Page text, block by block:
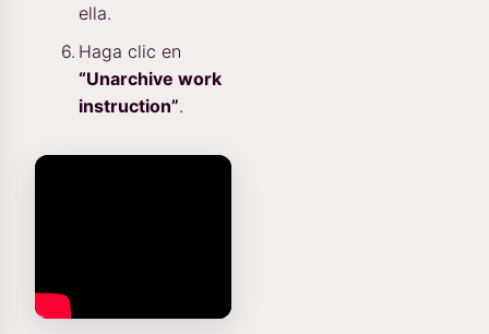
ella.
Haga clic en
“Unarchive work
instruction”.